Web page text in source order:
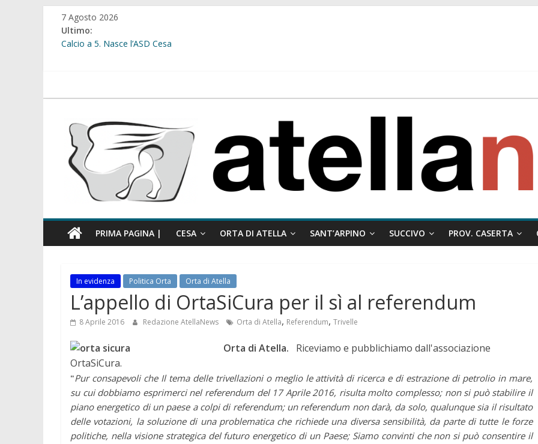
Salta
contenuto
7 Agosto 2026
Ultimo:
Calcio a 5. Nasce l’ASD Cesa
comunale”
atellanews.it
PRIMA PAGINA | CESA ORTA DI ATELLA SANT’ARPINO SUCCIVO PROV. CASERTA
In evidenza Politica Orta Orta di Atella
L’appello di OrtaSiCura per il sì al referendum
8 Aprile 2016 Redazione AtellaNews Orta di Atella, Referendum, Trivelle
Orta di Atella. Riceviamo e pubblichiamo dall'associazione
OrtaSiCura.
"Pur consapevoli che Il tema delle trivellazioni o meglio le attività di ricerca e di estrazione di petrolio in mare,
su cui dobbiamo esprimerci nel referendum del 17 Aprile 2016, risulta molto complesso; non si può stabilire il
piano energetico di un paese a colpi di referendum; un referendum non darà, da solo, qualunque sia il risultato
delle votazioni, la soluzione di una problematica che richiede una diversa sensibilità, da parte di tutte le forze
politiche, nella visione strategica del futuro energetico di un Paese; Siamo convinti che non si può consentire il